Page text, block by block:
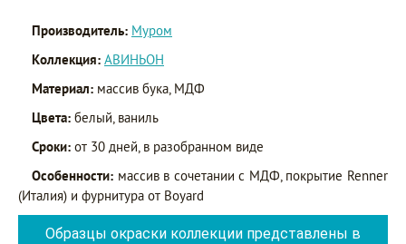
Производитель: Муром
Коллекция: АВИНЬОН
Материал: массив бука, МДФ
Цвета: белый, ваниль
Сроки: от 30 дней, в разобранном виде
Особенности: массив в сочетании с МДФ, покрытие Renner
(Италия) и фурнитура от Boyard
Образцы окраски коллекции представлены в